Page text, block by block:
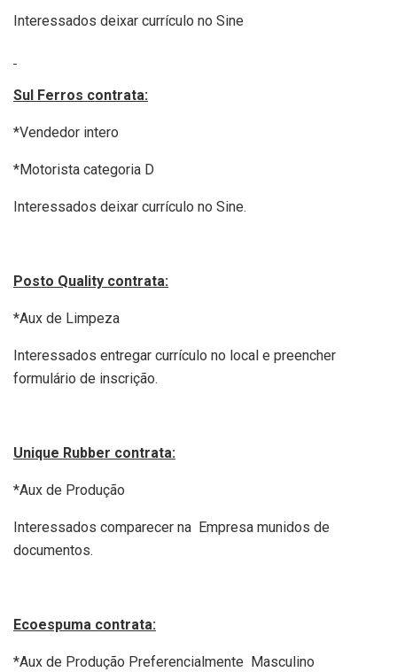
Interessados deixar currículo no Sine
Sul Ferros contrata:
*Vendedor intero
*Motorista categoria D
Interessados deixar currículo no Sine.
Posto Quality contrata:
*Aux de Limpeza
Interessados entregar currículo no local e preencher
formulário de inscrição.
Unique Rubber contrata:
*Aux de Produção
Interessados comparecer na Empresa munidos de
documentos.
Ecoespuma contrata:
*Aux de Produção Preferencialmente Masculino